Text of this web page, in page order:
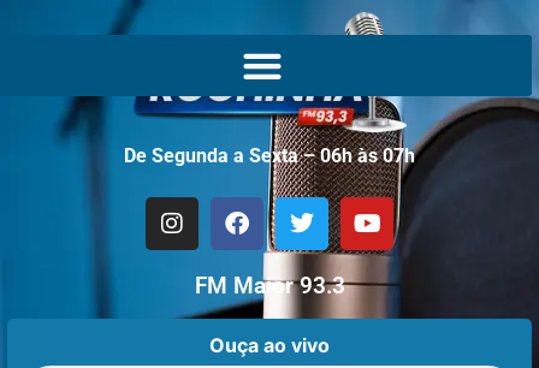
De Segunda a Sexta – 06h às 07h
FM Maior 93.3
Ouça ao vivo